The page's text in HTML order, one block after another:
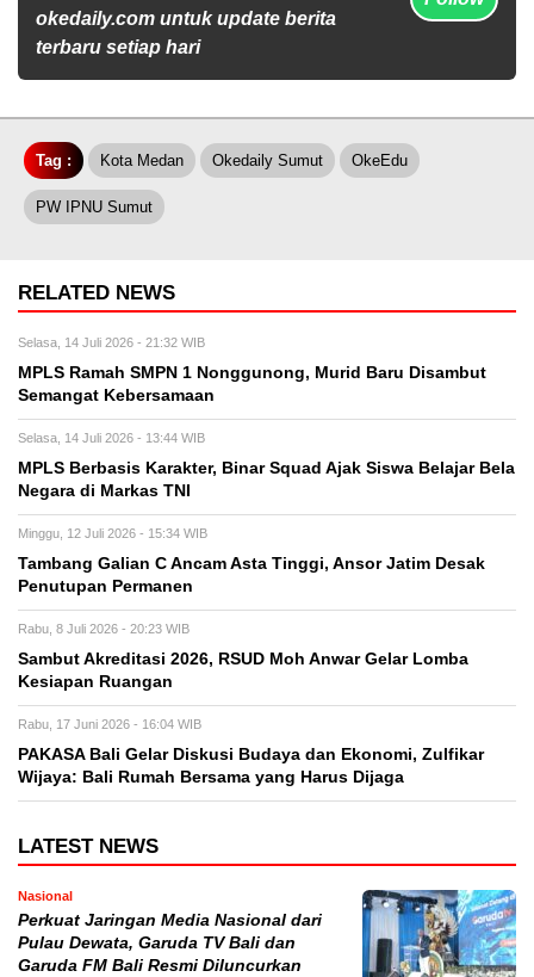
okedaily.com untuk update berita
terbaru setiap hari
Tag : Kota Medan Okedaily Sumut OkeEdu
PW IPNU Sumut
RELATED NEWS
Selasa, 14 Juli 2026 - 21:32 WIB
MPLS Ramah SMPN 1 Nonggunong, Murid Baru Disambut
Semangat Kebersamaan
Selasa, 14 Juli 2026 - 13:44 WIB
MPLS Berbasis Karakter, Binar Squad Ajak Siswa Belajar Bela
Negara di Markas TNI
Minggu, 12 Juli 2026 - 15:34 WIB
Tambang Galian C Ancam Asta Tinggi, Ansor Jatim Desak
Penutupan Permanen
Rabu, 8 Juli 2026 - 20:23 WIB
Sambut Akreditasi 2026, RSUD Moh Anwar Gelar Lomba
Kesiapan Ruangan
Rabu, 17 Juni 2026 - 16:04 WIB
PAKASA Bali Gelar Diskusi Budaya dan Ekonomi, Zulfikar
Wijaya: Bali Rumah Bersama yang Harus Dijaga
LATEST NEWS
Nasional
Perkuat Jaringan Media Nasional dari
Pulau Dewata, Garuda TV Bali dan
Garuda FM Bali Resmi Diluncurkan